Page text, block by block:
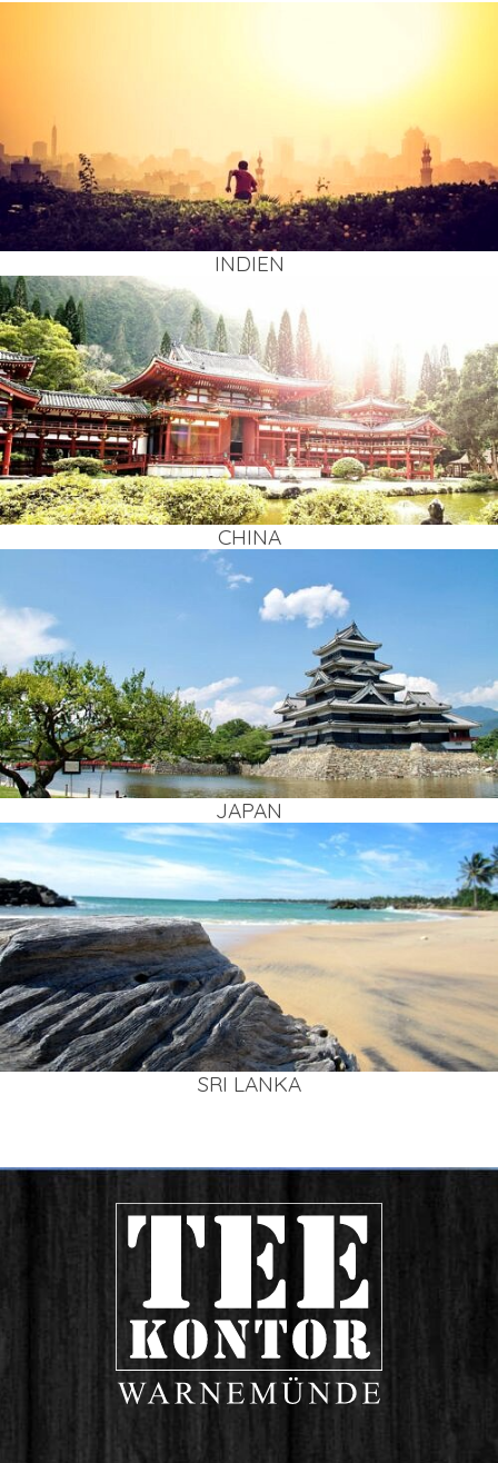
INDI­EN
CHI­NA
JAPAN
SRI LAN­KA